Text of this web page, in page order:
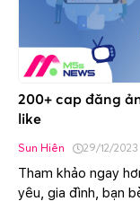
200+ cap đăng
like
Sun Hiên 29/12/2023
Tham khảo ngay
yêu, gia đình, bạn